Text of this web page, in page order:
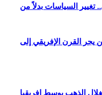
يجر القرن الإفريقي إلى
السياسات بدلاً من
الذهب بوسط إفريقيا